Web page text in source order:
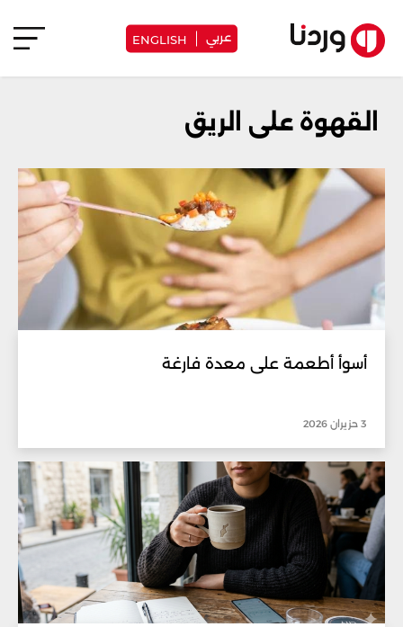
عربي ENGLISH
القهوة على الريق
أسوأ أطعمة على معدة فارغة
3 حزيران 2026